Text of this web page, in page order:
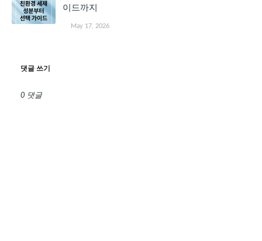
이드까지
May 17, 2026
댓글 쓰기
0 댓글